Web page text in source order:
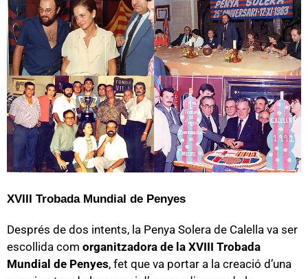
XVIII Trobada Mundial de Penyes
Després de dos intents, la Penya Solera de Calella va ser
escollida com organitzadora de la XVIII Trobada
Mundial de Penyes, fet que va portar a la creació d’una